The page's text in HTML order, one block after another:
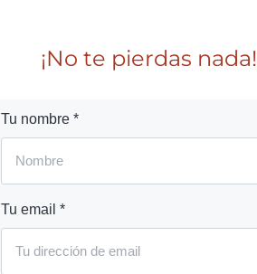
¡No te pierdas nada!
Tu nombre *
Tu email *